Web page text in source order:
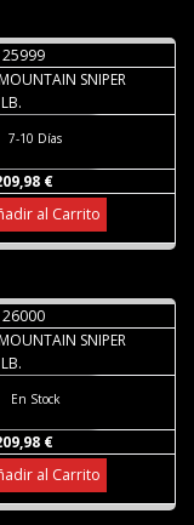
25999
SNIPER
7-10 Días
€
al Carrito
26000
SNIPER
En Stock
€
al Carrito